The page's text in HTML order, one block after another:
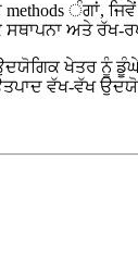
ੰਗਾਂ,
ਅਤੇ ਰੱਖ-
ਖੇਤਰ ਨੂੰ
ਵੱਖ-ਵੱਖ